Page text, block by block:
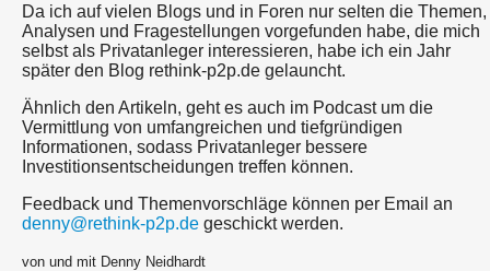
Da ich auf vielen Blogs und in Foren nur selten die Themen,
Analysen und Fragestellungen vorgefunden habe, die mich
selbst als Privatanleger interessieren, habe ich ein Jahr
später den Blog rethink-p2p.de gelauncht.
Ähnlich den Artikeln, geht es auch im Podcast um die
Vermittlung von umfangreichen und tiefgründigen
Informationen, sodass Privatanleger bessere
Investitionsentscheidungen treffen können.
Feedback und Themenvorschläge können per Email an
denny@rethink-p2p.de geschickt werden.
von und mit Denny Neidhardt